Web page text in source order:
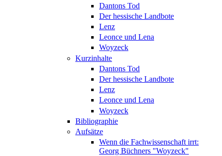
Dantons Tod
Der hessische Landbote
Lenz
Leonce und Lena
Woyzeck
Kurzinhalte
Dantons Tod
Der hessische Landbote
Lenz
Leonce und Lena
Woyzeck
Bibliographie
Aufsätze
Wenn die Fachwissenschaft irrt:
Georg Büchners "Woyzeck"